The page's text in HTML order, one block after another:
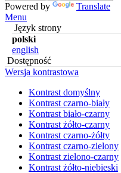
Powered by
Translate
Menu
Język strony
polski
english
Dostępność
Wersja kontrastowa
Kontrast domyślny
Kontrast czarno-biały
Kontrast biało-czarny
Kontrast żółto-czarny
Kontrast czarno-żółty
Kontrast czarno-zielony
Kontrast zielono-czarny
Kontrast żółto-niebieski